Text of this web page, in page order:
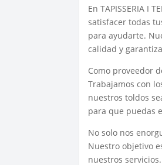
En TAPISSERIA I
satisfacer todas
para ayudarte.
calidad y
Como proveedor
Trabajamos con
nuestros toldos
para que puedas
No solo nos
Nuestro objetivo
nuestros